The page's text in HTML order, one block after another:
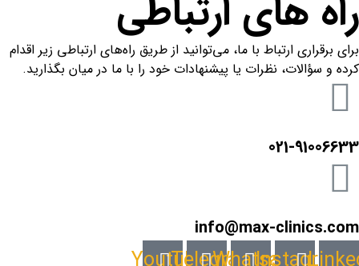
راه های ارتباطی
برای برقراری ارتباط با ما، می‌توانید از طریق راه‌های ارتباطی زیر اقدام
کرده و سؤالات، نظرات یا پیشنهادات خود را با ما در میان بگذارید.
021-91006633
info@max-clinics.com